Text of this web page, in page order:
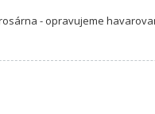
- opravujeme